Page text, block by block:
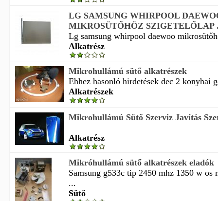
LG SAMSUNG WHIRPOOL
MIKROSÜTŐHÖZ SZIGETELŐLAP
Lg samsung whirpool daewoo
Alkatrész
Mikrohullámú sütő alkatrészek
Ehhez hasonló hirdetések dec 2 konyhai
Alkatrészek
Mikrohullámú Sütő Szerviz Javítás
Alkatrész
Mikróhullámú sütő alkatrészek eladók
Samsung g533c tip 2450 mhz 1350 w os
...
Sütő